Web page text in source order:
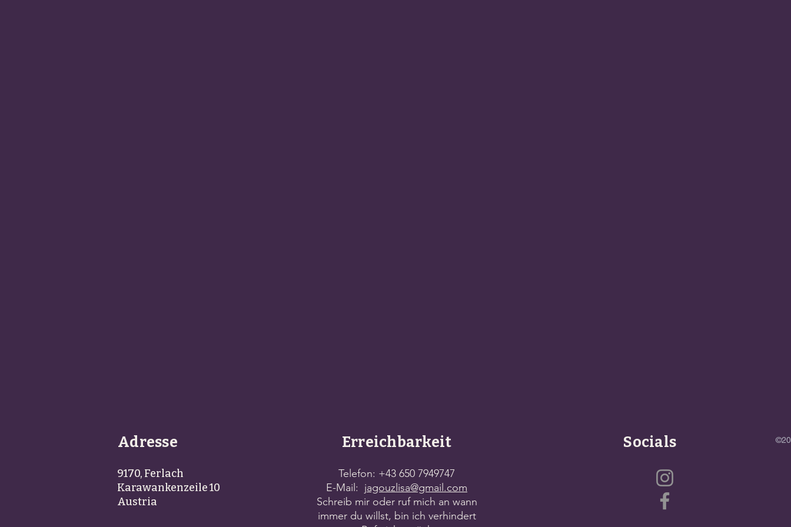
Adresse Erreichbarkeit
9170, Ferlach
Karawankenzeile 10
Austria
Telefon: +43 650 7949747
E-Mail: jagouzlisa@gmail.com
Schreib mir oder ruf mich an wann
immer du willst, bin ich verhindert
Socials